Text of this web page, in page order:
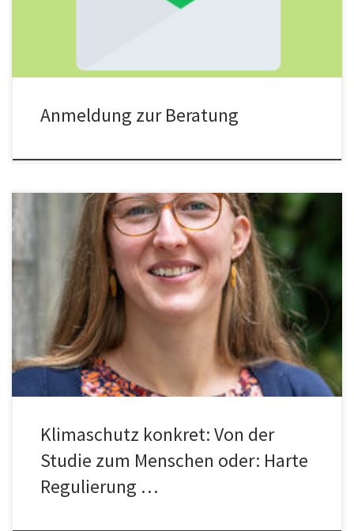
Anmeldung zur Beratung
Interview mit Frau Carina Zell-Ziegler vom Öko-Institut, Mitautorin
des „Klimaschutzszenario 2050“ sowie von „Klimaverträglich
Leben im Jahr 2050“. Geführt von Michael Würfel am 8. Mai 2023.
Liebe Frau Zell-Ziegler, Sie haben am „Klimaschutzszenario 2050“
von Öko-Institut und Fraunhofer-Institut für System- und
Innovationsforschung für das Bundesumweltministerium
mitgewirkt. Es gibt weitere Studien, […]
Klimaschutz konkret: Von der
Studie zum Menschen oder: Harte
Regulierung …